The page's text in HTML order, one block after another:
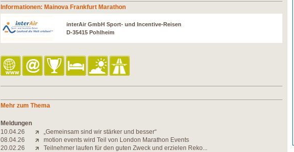
Informationen: Mainova Frankfurt Marathon
interAir GmbH Sport- und Incentive-Reisen
D-35415 Pohlheim
Mehr zum Thema
Meldungen
10.04.26
„Gemeinsam sind wir stärker und besser“
08.04.26
motion events wird Teil von London Marathon Events
20.02.26
Teilnehmer laufen für den guten Zweck und erzielen Reko...